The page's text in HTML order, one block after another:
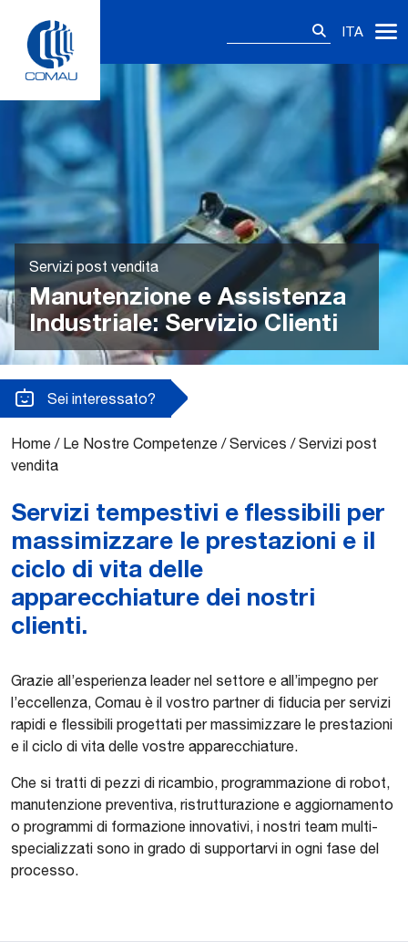
content
ITA
Servizi post vendita
Manutenzione e Assistenza
Industriale: Servizio Clienti
Sei interessato?
Home / Le Nostre Competenze /Services /Servizi post
vendita
Servizi tempestivi e flessibili per
massimizzare le prestazioni e il
ciclo di vita delle
apparecchiature dei nostri
clienti.
Grazie all’esperienza leader nel settore e all’impegno per
l’eccellenza, Comau è il vostro partner di fiducia per servizi
rapidi e flessibili progettati per massimizzare le prestazioni
e il ciclo di vita delle vostre apparecchiature.
Che si tratti di pezzi di ricambio, programmazione di robot,
manutenzione preventiva, ristrutturazione e aggiornamento
o programmi di formazione innovativi, i nostri team multi-
specializzati sono in grado di supportarvi in ogni fase del
processo.